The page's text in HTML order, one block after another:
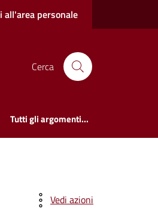
all'area personale
Cerca
Tutti gli argomenti...
Vedi azioni